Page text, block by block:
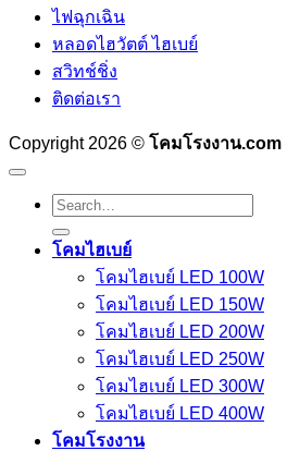
ไฟฉุกเฉิน
หลอดไฮวัตต์ ไฮเบย์
สวิทช์ชิ่ง
ติดต่อเรา
Copyright 2026 © โคมโรงงาน.com
Search
for:
โคมไฮเบย์
โคมไฮเบย์ LED 100W
โคมไฮเบย์ LED 150W
โคมไฮเบย์ LED 200W
โคมไฮเบย์ LED 250W
โคมไฮเบย์ LED 300W
โคมไฮเบย์ LED 400W
โคมโรงงาน